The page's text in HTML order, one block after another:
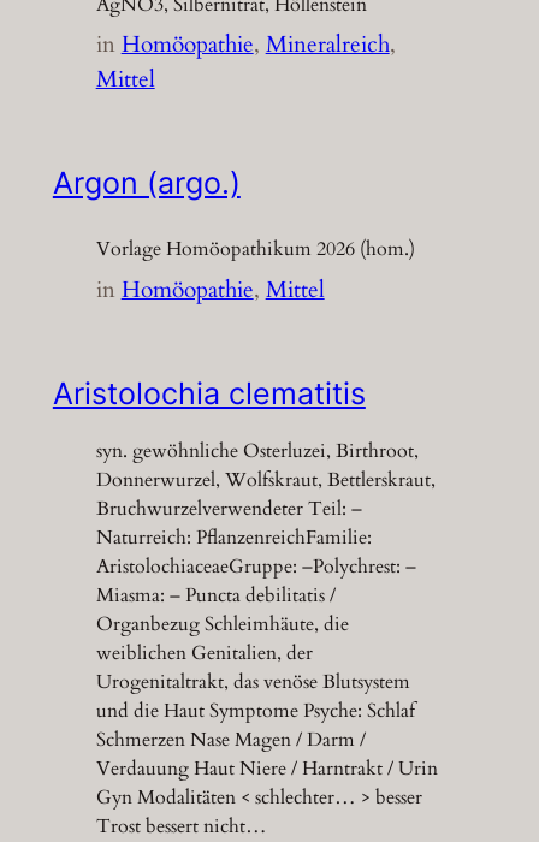
inHomöopathie, Mineralreich
Mittel
Argon (argo.)
Vorlage Homöopathikum 2026 (hom.)
inHomöopathie, Mittel
Aristolochia clematitis
syn. gewöhnliche Osterluzei, Birthroot,
Donnerwurzel, Wolfskraut, Bettlerskraut,
Bruchwurzelverwendeter Teil: –
Naturreich: PflanzenreichFamilie:
AristolochiaceaeGruppe: –Polychrest: –
Miasma: – Puncta debilitatis /
Organbezug Schleimhäute, die
weiblichen Genitalien, der
Urogenitaltrakt, das venöse Blutsystem
und die Haut Symptome Psyche: Schlaf
Schmerzen Nase Magen / Darm /
Verdauung Haut Niere / Harntrakt / Urin
Gyn Modalitäten < schlechter… > besser
Trost bessert nicht…